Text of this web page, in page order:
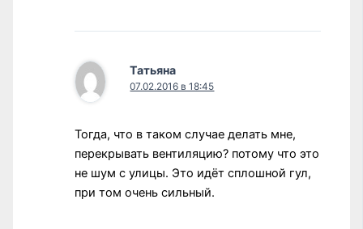
Татьяна
07.02.2016 в 18:45
Тогда, что в таком случае делать мне,
перекрывать вентиляцию? потому что это
не шум с улицы. Это идёт сплошной гул,
при том очень сильный.